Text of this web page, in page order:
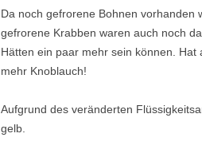
Da noch gefrorene Bohnen vorhanden
gefrorene Krabben waren auch noch
Hätten ein paar mehr sein können.
mehr Knoblauch!
Aufgrund des veränderten
gelb.